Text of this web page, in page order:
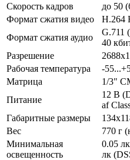
Скорость кадров
до 50
Формат сжатия видео
H.264
Формат сжатия аудио
G.711
40
Разрешение
Рабочая температура
-
Матрица
1/3"
Питание
12 В
af
Габаритные размеры
Вес
770 г
Минимальная
освещенность
0.05
лк